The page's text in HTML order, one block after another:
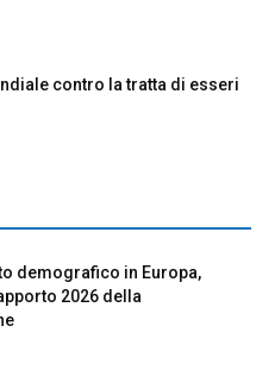
contro la tratta di esseri
demografico in Europa,
2026 della